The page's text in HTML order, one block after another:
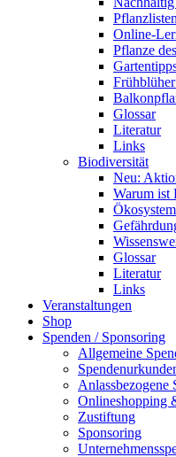
Online-
Pflanze
Glossar
Literatur
Links
Biodiversität
Neu:
Warum ist
Glossar
Literatur
Links
Veranstaltungen
Shop
Spenden / Sponsoring
Allgemeine
Anlassbezogene
Onlineshopping
Zustiftung
Sponsoring